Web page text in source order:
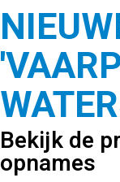
Bekijk de
opnames